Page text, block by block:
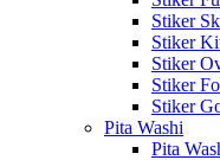
Stiker
Stiker
Stiker
Stiker
Stiker
Pita Washi
Pita